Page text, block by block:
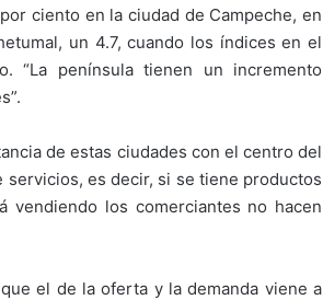
ciento en la ciudad de Campeche, en
un 4.7, cuando los índices en el
península tienen un incremento
de estas ciudades con el centro del
servicios, es decir, si se tiene productos
los comerciantes no hacen
el de la oferta y la demanda viene a